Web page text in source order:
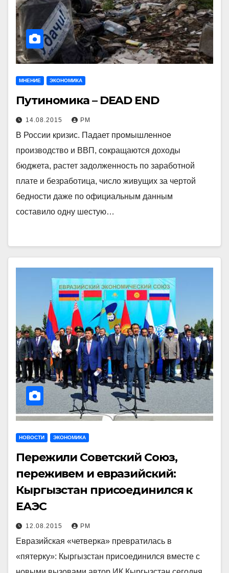
МНЕНИЕ ЭКОНОМИКА
Путиномика – DEAD END
14.08.2015 РМ
В России кризис. Падает промышленное
производство и ВВП, сокращаются доходы
бюджета, растет задолженность по заработной
плате и безработица, число живущих за чертой
бедности даже по официальным данным
составило одну шестую…
НОВОСТИ ЭКОНОМИКА
Пережили Советский Союз,
переживем и евразийский:
Кыргызстан присоединился к
ЕАЭС
12.08.2015 РМ
Евразийская «четверка» превратилась в
«пятерку»: Кыргызстан присоединился вместе с